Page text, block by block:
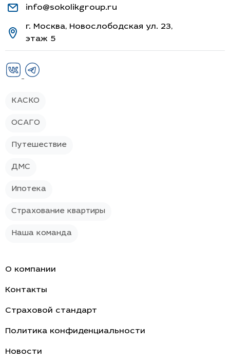
info@sokolikgroup.ru
г. Москва, Новослободская ул. 23,
этаж 5
КАСКО
ОСАГО
Путешествие
ДМС
Ипотека
Страхование квартиры
Наша команда
О компании
Контакты
Страховой стандарт
Политика конфиденциальности
Новости